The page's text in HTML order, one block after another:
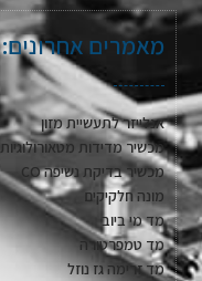
מאמרים אחרונים:
אנלייזר לתעשיית מזון
מכשיר מדידות מטאורולוגיות
מכשיר בדיקת נשיפה CO
מונה חלקיקים
מד מי ביוב
מד טמפרטורה
מד זרימה גז נוזל